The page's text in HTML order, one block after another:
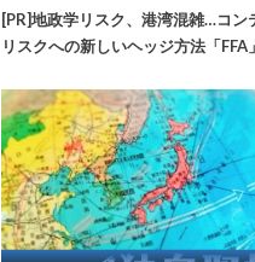
[PR]地政学リスク、港湾混雑…コン
リスクへの新しいヘッジ方法「FFA